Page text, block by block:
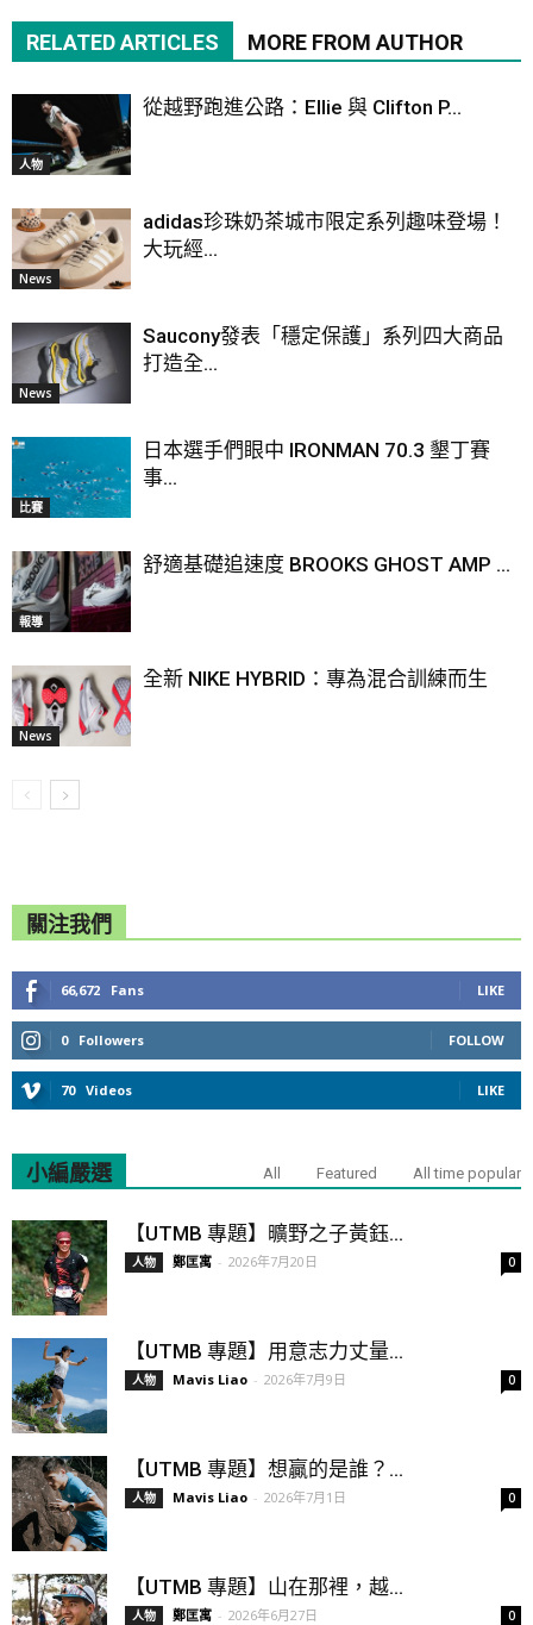
RELATED ARTICLES MORE FROM AUTHOR
人物
從越野跑進公路：Ellie 與 Clifton P...
News
adidas珍珠奶茶城市限定系列趣味登場！
大玩經...
News
Saucony發表「穩定保護」系列四大商品
打造全...
比賽
日本選手們眼中 IRONMAN 70.3 墾丁賽
事...
報導
舒適基礎追速度 BROOKS GHOST AMP ...
News
全新 NIKE HYBRID：專為混合訓練而生
關注我們
66,672 Fans LIKE
0 Followers FOLLOW
70 Videos LIKE
小編嚴選 All Featured All time popular
【UTMB 專題】曠野之子黃鈺...
人物 鄭匡寓 - 2026年7月20日 0
【UTMB 專題】用意志力丈量...
人物 Mavis Liao - 2026年7月9日 0
【UTMB 專題】想贏的是誰？...
人物 Mavis Liao - 2026年7月1日 0
【UTMB 專題】山在那裡，越...
人物 鄭匡寓 - 2026年6月27日 0